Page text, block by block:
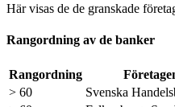
Här visas de de granskade
Rangordning av de banker
Rangordning
> 60
Svenska